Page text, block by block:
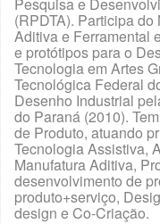
(RPDTA). Participa
Aditiva e Ferramental
e protótipos para o
Tecnologia em Artes
Tecnológica Federal
Desenho Industrial
do Paraná (2010).
de Produto, atuando
Tecnologia Assistiva,
Manufatura Aditiva,
desenvolvimento de
produto+serviço,
design e Co-Criação.